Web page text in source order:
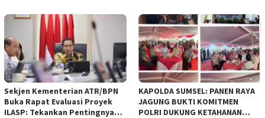
empat Rancangan Peraturan
Daerah (Raperda) yang
diajukan Pemerintah Kota
Bandung
Sekjen Kementerian ATR/BPN
Buka Rapat Evaluasi Proyek
ILASP: Tekankan Pentingnya
KAPOLDA SUMSEL: PANEN RAYA
JAGUNG BUKTI KOMITMEN
POLRI DUKUNG KETAHANAN